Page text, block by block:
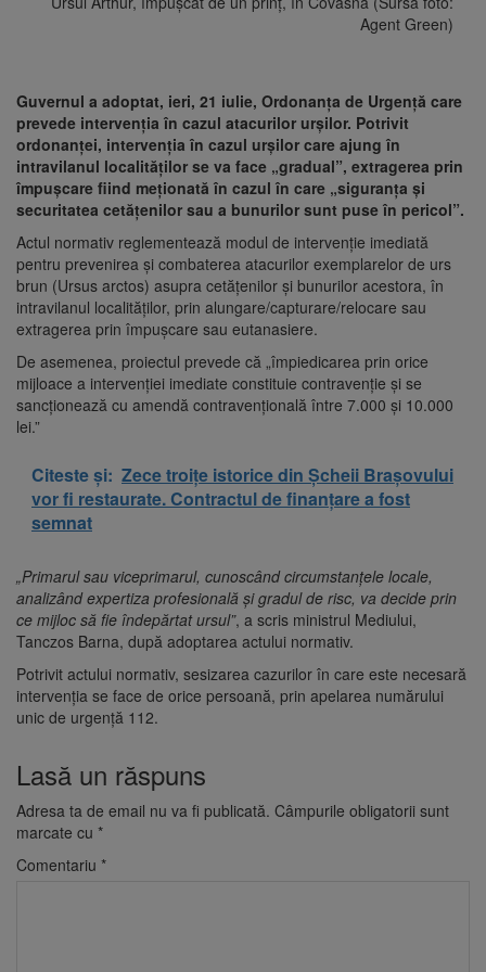
Agent Green)
Guvernul a adoptat, ieri, 21 iulie, Ordonanța de Urgență care
prevede intervenția în cazul atacurilor urșilor. Potrivit
ordonanței, intervenția în cazul urșilor care ajung în
intravilanul localităților se va face „gradual”, extragerea prin
împușcare fiind meționată în cazul în care „siguranţa şi
securitatea cetăţenilor sau a bunurilor sunt puse în pericol”.
Actul normativ reglementează modul de intervenţie imediată
pentru prevenirea şi combaterea atacurilor exemplarelor de urs
brun (Ursus arctos) asupra cetăţenilor şi bunurilor acestora, în
intravilanul localităţilor, prin alungare/capturare/relocare sau
extragerea prin împuşcare sau eutanasiere.
De asemenea, proiectul prevede că „împiedicarea prin orice
mijloace a intervenției imediate constituie contravenție și se
sancţionează cu amendă contravențională între 7.000 și 10.000
lei.”
Citeste și: Zece troițe istorice din Șcheii Brașovului
vor fi restaurate. Contractul de finanțare a fost
semnat
„Primarul sau viceprimarul, cunoscând circumstanțele locale,
analizând expertiza profesională și gradul de risc, va decide prin
ce mijloc să fie îndepărtat ursul”, a scris ministrul Mediului,
Tanczos Barna, după adoptarea actului normativ.
Potrivit actului normativ, sesizarea cazurilor în care este necesară
intervenţia se face de orice persoană, prin apelarea numărului
unic de urgenţă 112.
Lasă un răspuns
Adresa ta de email nu va fi publicată. Câmpurile obligatorii sunt
marcate cu *
Comentariu *